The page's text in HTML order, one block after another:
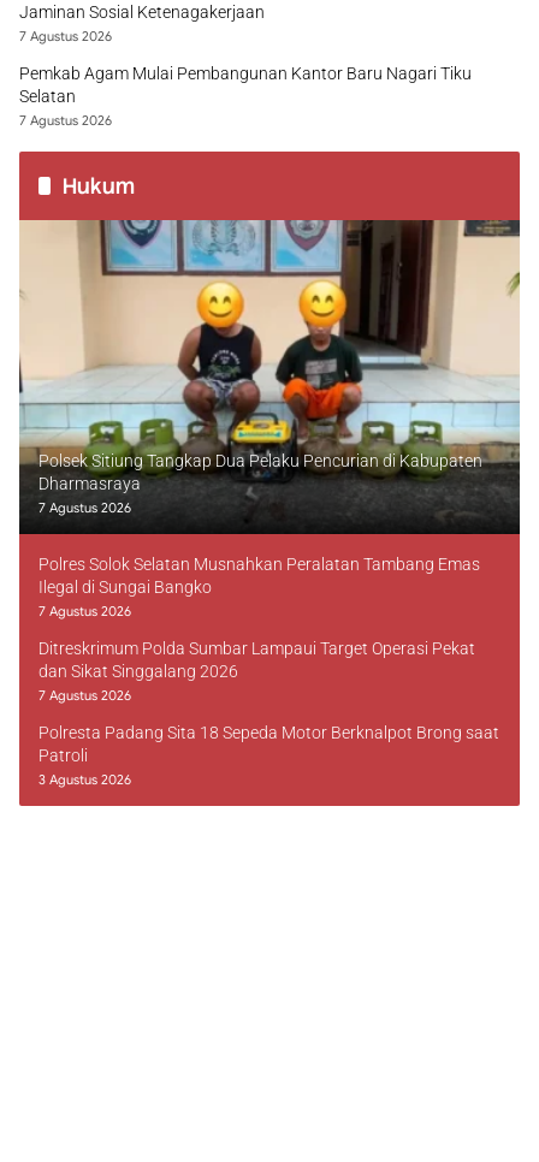
Jaminan Sosial Ketenagakerjaan
7 Agustus 2026
Pemkab Agam Mulai Pembangunan Kantor Baru Nagari Tiku
Selatan
7 Agustus 2026
Hukum
Polsek Sitiung Tangkap Dua Pelaku Pencurian di Kabupaten
Dharmasraya
7 Agustus 2026
Polres Solok Selatan Musnahkan Peralatan Tambang Emas
Ilegal di Sungai Bangko
7 Agustus 2026
Ditreskrimum Polda Sumbar Lampaui Target Operasi Pekat
dan Sikat Singgalang 2026
7 Agustus 2026
Polresta Padang Sita 18 Sepeda Motor Berknalpot Brong saat
Patroli
3 Agustus 2026